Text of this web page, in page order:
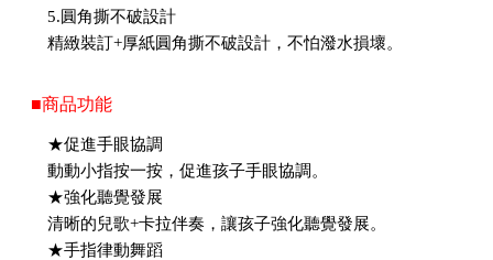
5.圓角撕不破設計
精緻裝訂+厚紙圓角撕不破設計，不怕潑水損壞。
■商品功能
★促進手眼協調
動動小指按一按，促進孩子手眼協調。
★強化聽覺發展
清晰的兒歌+卡拉伴奏，讓孩子強化聽覺發展。
★手指律動舞蹈